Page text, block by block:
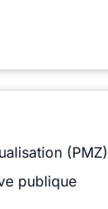
(PMZ)
publique